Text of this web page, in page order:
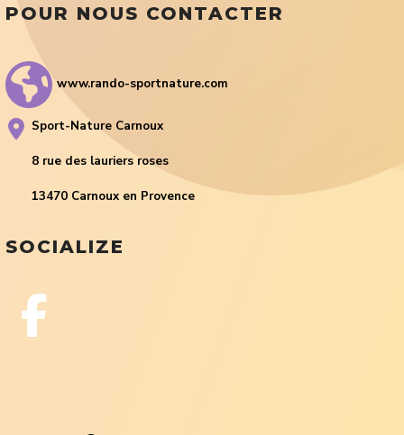
POUR NOUS CONTACTER
www.rando-sportnature.com
Sport-Nature Carnoux
8 rue des lauriers roses
13470 Carnoux en Provence
SOCIALIZE